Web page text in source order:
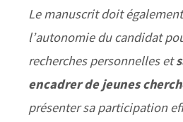
Le manuscrit doit
l’autonomie du candidat
recherches personnelles et
encadrer de jeunes
présenter sa participation